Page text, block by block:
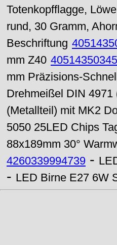
Totenkopfflagge,
rund, 30 Gramm,
Beschriftung
mm Z40
mm Präzisions-
Drehmeißel DIN 4971
(Metallteil) mit MK2
5050 25LED Chips
88x189mm 30°
4260339994739 -
- LED Birne E27 6W